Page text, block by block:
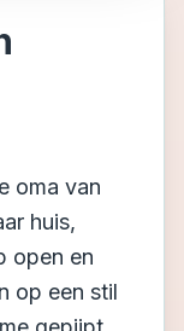
oma van
huis,
open en
op een stil